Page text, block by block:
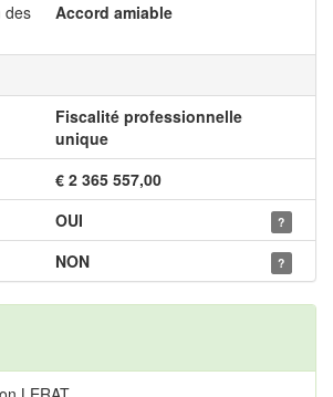
des
Accord amiable
Fiscalité professionnelle
unique
€ 2 365 557,00
OUI ?
NON ?